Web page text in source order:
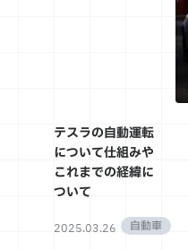
テスラの自動運転
について仕組みや
これまでの経緯に
ついて
2025.03.26 自動車